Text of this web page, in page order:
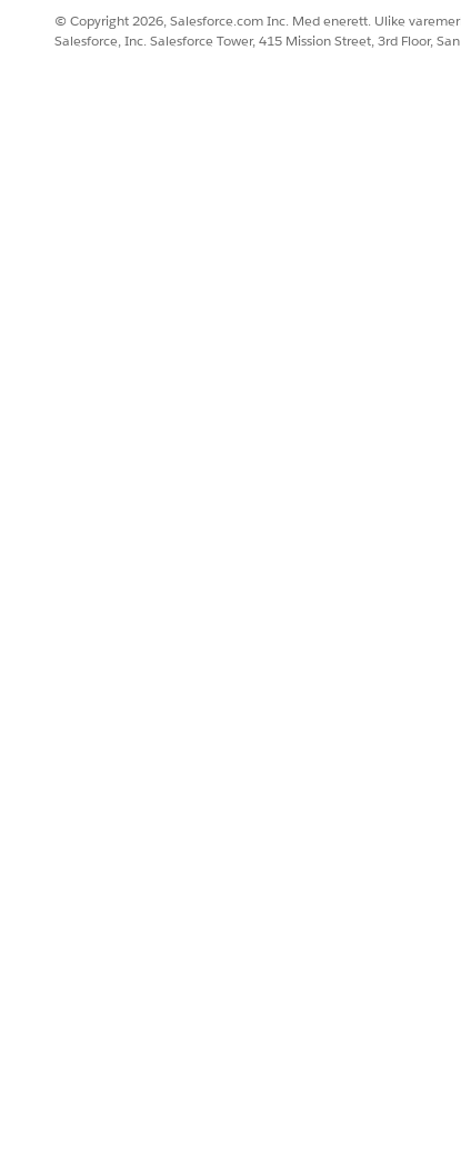
© Copyright 2026, Salesforce.com Inc. Med enerett. Ulike
Salesforce, Inc. Salesforce Tower, 415 Mission Street, 3rd Floor,